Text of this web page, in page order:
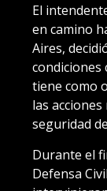
El
en camino
Aires,
condiciones
tiene como
las
seguridad
Durante el
Defensa